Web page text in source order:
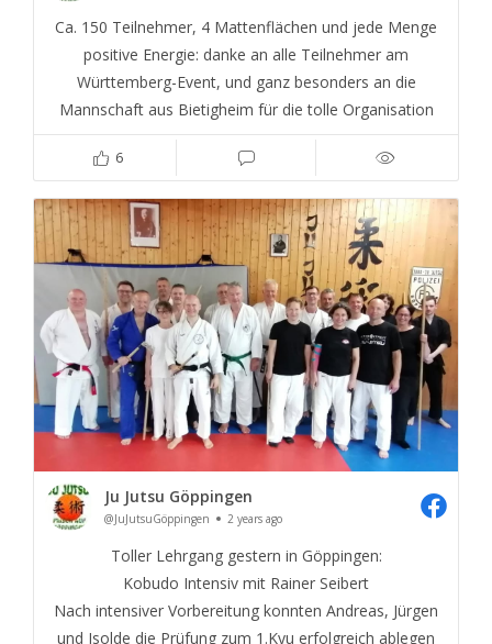
Ca. 150 Teilnehmer, 4 Mattenflächen und jede Menge
positive Energie: danke an alle Teilnehmer am
Württemberg-Event, und ganz besonders an die
Mannschaft aus Bietigheim für die tolle Organisation
6
Ju Jutsu Göppingen
@JuJutsuGöppingen 2 years ago
Toller Lehrgang gestern in Göppingen:
Kobudo Intensiv mit Rainer Seibert
Nach intensiver Vorbereitung konnten Andreas, Jürgen
und Isolde die Prüfung zum 1.Kyu erfolgreich ablegen